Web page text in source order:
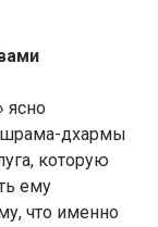
ясно
дхармы
которую
ему
что именно